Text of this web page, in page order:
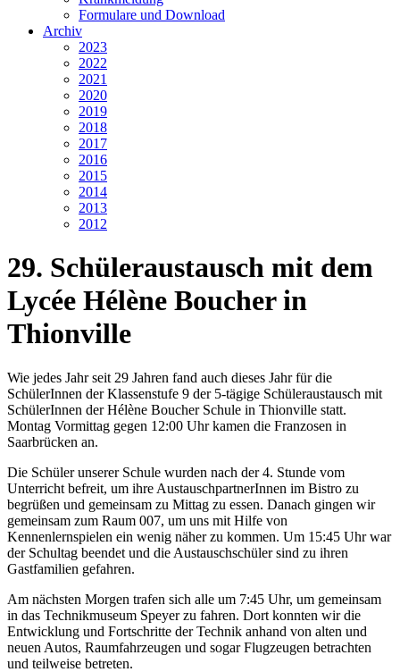
Formulare und Download
Archiv
2023
2022
2021
2020
2019
2018
2017
2016
2015
2014
2013
2012
29. Schüleraustausch mit dem
Lycée Hélène Boucher in
Thionville
Wie jedes Jahr seit 29 Jahren fand auch dieses Jahr für die
SchülerInnen der Klassenstufe 9 der 5-tägige Schüleraustausch mit
SchülerInnen der Hélène Boucher Schule in Thionville statt.
Montag Vormittag gegen 12:00 Uhr kamen die Franzosen in
Saarbrücken an.
Die Schüler unserer Schule wurden nach der 4. Stunde vom
Unterricht befreit, um ihre AustauschpartnerInnen im Bistro zu
begrüßen und gemeinsam zu Mittag zu essen. Danach gingen wir
gemeinsam zum Raum 007, um uns mit Hilfe von
Kennenlernspielen ein wenig näher zu kommen. Um 15:45 Uhr war
der Schultag beendet und die Austauschschüler sind zu ihren
Gastfamilien gefahren.
Am nächsten Morgen trafen sich alle um 7:45 Uhr, um gemeinsam
in das Technikmuseum Speyer zu fahren. Dort konnten wir die
Entwicklung und Fortschritte der Technik anhand von alten und
neuen Autos, Raumfahrzeugen und sogar Flugzeugen betrachten
und teilweise betreten.